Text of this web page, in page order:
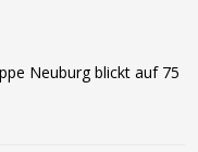
Neuburg blickt auf 75